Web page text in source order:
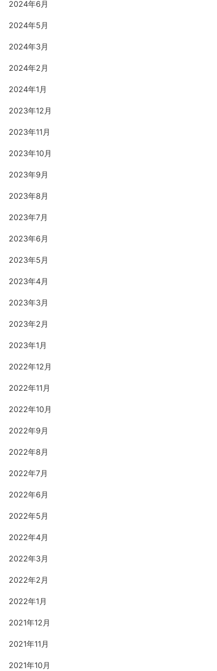
2024年6月
2024年5月
2024年3月
2024年2月
2024年1月
2023年12月
2023年11月
2023年10月
2023年9月
2023年8月
2023年7月
2023年6月
2023年5月
2023年4月
2023年3月
2023年2月
2023年1月
2022年12月
2022年11月
2022年10月
2022年9月
2022年8月
2022年7月
2022年6月
2022年5月
2022年4月
2022年3月
2022年2月
2022年1月
2021年12月
2021年11月
2021年10月